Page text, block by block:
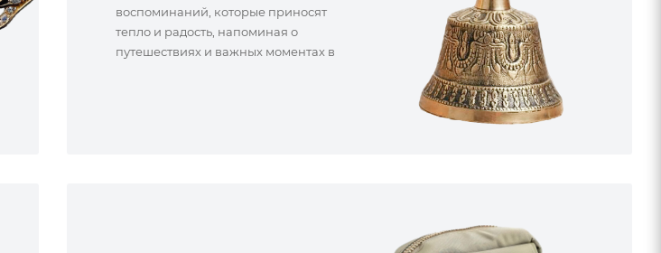
воспоминаний, которые приносят
тепло и радость, напоминая о
путешествиях и важных моментах в